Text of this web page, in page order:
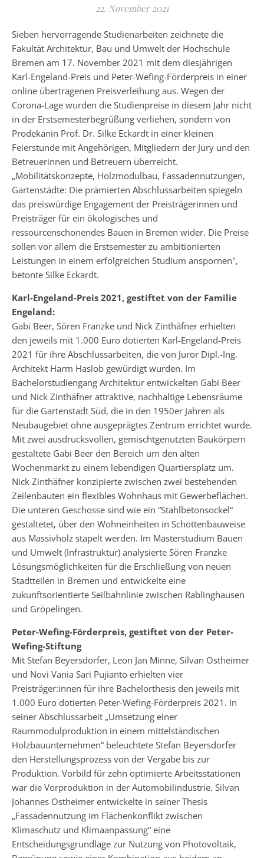
22. November 2021
Sieben hervorragende Studienarbeiten zeichnete die
Fakultät Architektur, Bau und Umwelt der Hochschule
Bremen am 17. November 2021 mit dem diesjährigen
Karl-Engeland-Preis und Peter-Wefing-Förderpreis in einer
online übertragenen Preisverleihung aus. Wegen der
Corona-Lage wurden die Studienpreise in diesem Jahr nicht
in der Erstsemesterbegrüßung verliehen, sondern von
Prodekanin Prof. Dr. Silke Eckardt in einer kleinen
Feierstunde mit Angehörigen, Mitgliedern der Jury und den
Betreuerinnen und Betreuern überreicht.
„Mobilitätskonzepte, Holzmodulbau, Fassadennutzungen,
Gartenstädte: Die prämierten Abschlussarbeiten spiegeln
das preiswürdige Engagement der Preisträgerinnen und
Preisträger für ein ökologisches und
ressourcenschonendes Bauen in Bremen wider. Die Preise
sollen vor allem die Erstsemester zu ambitionierten
Leistungen in einem erfolgreichen Studium anspornen",
betonte Silke Eckardt.
Karl-Engeland-Preis 2021, gestiftet von der Familie
Engeland:
Gabi Beer, Sören Franzke und Nick Zinthäfner erhielten
den jeweils mit 1.000 Euro dotierten Karl-Engeland-Preis
2021 für ihre Abschlussarbeiten, die von Juror Dipl.-Ing.
Architekt Harm Haslob gewürdigt wurden. Im
Bachelorstudiengang Architektur entwickelten Gabi Beer
und Nick Zinthäfner attraktive, nachhaltige Lebensräume
für die Gartenstadt Süd, die in den 1950er Jahren als
Neubaugebiet ohne ausgeprägtes Zentrum errichtet wurde.
Mit zwei ausdrucksvollen, gemischtgenutzten Baukörpern
gestaltete Gabi Beer den Bereich um den alten
Wochenmarkt zu einem lebendigen Quartiersplatz um.
Nick Zinthäfner konzipierte zwischen zwei bestehenden
Zeilenbauten ein flexibles Wohnhaus mit Gewerbeflächen.
Die unteren Geschosse sind wie ein “Stahlbetonsockel“
gestaltetet, über den Wohneinheiten in Schottenbauweise
aus Massivholz stapelt werden. Im Masterstudium Bauen
und Umwelt (Infrastruktur) analysierte Sören Franzke
Lösungsmöglichkeiten für die Erschließung von neuen
Stadtteilen in Bremen und entwickelte eine
zukunftsorientierte Seilbahnlinie zwischen Rablinghausen
und Gröpelingen.
Peter-Wefing-Förderpreis, gestiftet von der Peter-
Wefing-Stiftung
Mit Stefan Beyersdorfer, Leon Jan Minne, Silvan Ostheimer
und Novi Vania Sari Pujianto erhielten vier
Preisträger:innen für ihre Bachelorthesis den jeweils mit
1.000 Euro dotierten Peter-Wefing-Förderpreis 2021. In
seiner Abschlussarbeit „Umsetzung einer
Raummodulproduktion in einem mittelständischen
Holzbauunternehmen“ beleuchtete Stefan Beyersdorfer
den Herstellungsprozess von der Vergabe bis zur
Produktion. Vorbild für zehn optimierte Arbeitsstationen
war die Vorproduktion in der Automobilindustrie. Silvan
Johannes Ostheimer entwickelte in seiner Thesis
„Fassadennutzung im Flächenkonflikt zwischen
Klimaschutz und Klimaanpassung“ eine
Entscheidungsgrundlage zur Nutzung von Photovoltaik,